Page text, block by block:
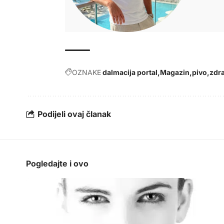
OZNAKEdalmacija portal Magazin pivo
Podijeli ovaj članak
Pogledajte i ovo